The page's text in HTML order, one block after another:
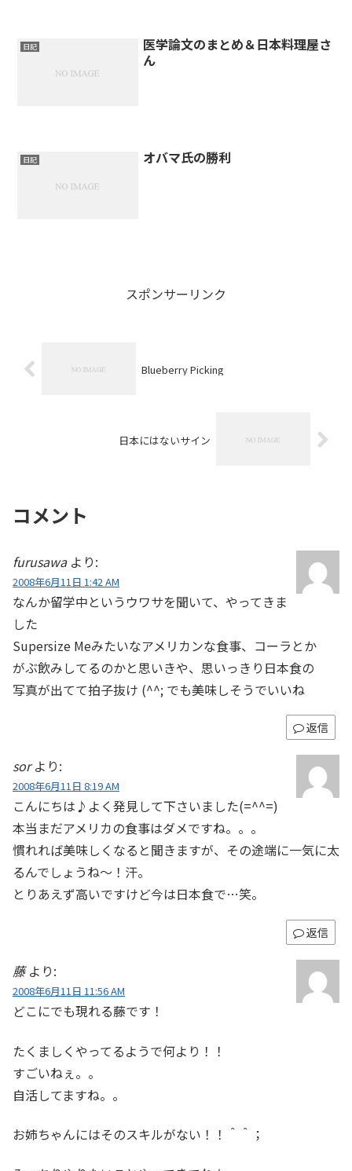
日記
医学論文のまとめ＆日本料理屋さ
ん
日記 オバマ氏の勝利
スポンサーリンク
Blueberry Picking
日本にはないサイン
コメント
furusawa より:
2008年6月11日 1:42 AM
なんか留学中というウワサを聞いて、やってきま
した
Supersize Meみたいなアメリカンな食事、コーラとか
がぶ飲みしてるのかと思いきや、思いっきり日本食の
写真が出てて拍子抜け (^^; でも美味しそうでいいね
返信
sor より:
2008年6月11日 8:19 AM
こんにちは♪よく発見して下さいました(=^^=)
本当まだアメリカの食事はダメですね。。。
慣れれば美味しくなると聞きますが、その途端に一気に太
るんでしょうね～！汗。
とりあえず高いですけど今は日本食で…笑。
返信
藤 より:
2008年6月11日 11:56 AM
どこにでも現れる藤です！
たくましくやってるようで何より！！
すごいねぇ。。
自活してますね。。
お姉ちゃんにはそのスキルがない！！＾＾；